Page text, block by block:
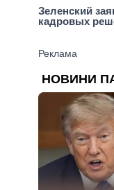
Зеленский
кадровых